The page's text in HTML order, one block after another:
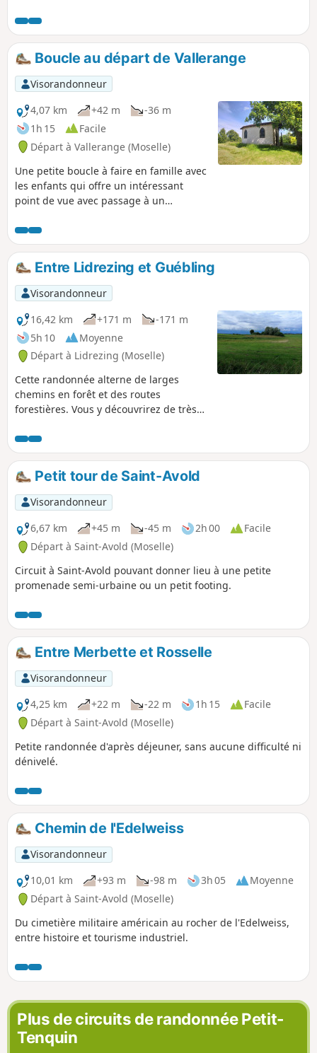
arborétum et son observatoire, - des
bunkers datant de la dernière guerre
avec vue sur toute la vallée de l'Albe, -
une chapelle du Xe siècle et un
cimetière militaire, - un pont du canal
des houillères qui fut construit avant
1867. Le retour en boucle se fait en
longeant le canal.
Boucle au départ de Vallerange
Visorandonneur
4,07 km
+42 m
-36 m
1h 15
Facile
Départ à Vallerange (Moselle)
Une petite boucle à faire en famille avec
les enfants qui offre un intéressant
point de vue avec passage à un
chapelle Aucune difficulté et de
nombreux points d’intérêts en peu de
km.
Entre Lidrezing et Guébling
Visorandonneur
16,42 km
+171 m
-171 m
5h 10
Moyenne
Départ à Lidrezing (Moselle)
Cette randonnée alterne de larges
chemins en forêt et des routes
forestières. Vous y découvrirez de très
une réserve naturelle (Mare de la
Michotte). Elle ne présente pas de
difficultés particulières et pourra
permettre en famille de pouvoir profiter
de très beaux panoramas. À la hauteur
de la ferme isolée de Dordal, vous serez
peut être sensible comme moi à ce choc
entre un environnement totalement
préservé et le passage du TGV à moins
de 300 m.
Petit tour de Saint-Avold
Visorandonneur
6,67 km
+45 m -45 m 2h 00
Facile
Départ à Saint-Avold (Moselle)
Circuit à Saint-Avold pouvant donner lieu à une petite
promenade semi-urbaine ou un petit footing.
Entre Merbette et Rosselle
Visorandonneur
4,25 km
+22 m -22 m 1h 15
Facile
Départ à Saint-Avold (Moselle)
Petite randonnée d'après déjeuner, sans aucune difficulté ni
dénivelé.
Chemin de l'Edelweiss
Visorandonneur
10,01 km
+93 m -98 m 3h 05
Moyenne
Départ à Saint-Avold (Moselle)
Du cimetière militaire américain au rocher de l'Edelweiss,
entre histoire et tourisme industriel.
Plus de circuits de randonnée Petit-
Tenquin